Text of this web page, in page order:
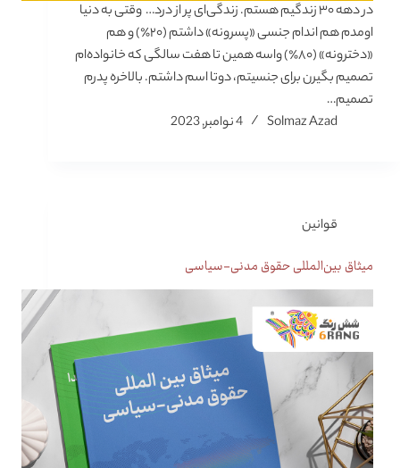
در دهه ۳۰ زندگیم هستم. زندگی‌ای پر از درد… وقتی به دنیا
اومدم هم اندام جنسی «پسرونه» داشتم (۲۰٪) و هم
«دخترونه» (۸۰٪) واسه همین تا هفت سالگی که خانواده‌ام
تصمیم بگیرن برای جنسیتم، دوتا اسم داشتم. بالاخره پدرم
تصمیم…
Solmaz Azad
4 نوامبر, 2023
قوانین
میثاق بین‌المللی حقوق مدنی-سیاسی